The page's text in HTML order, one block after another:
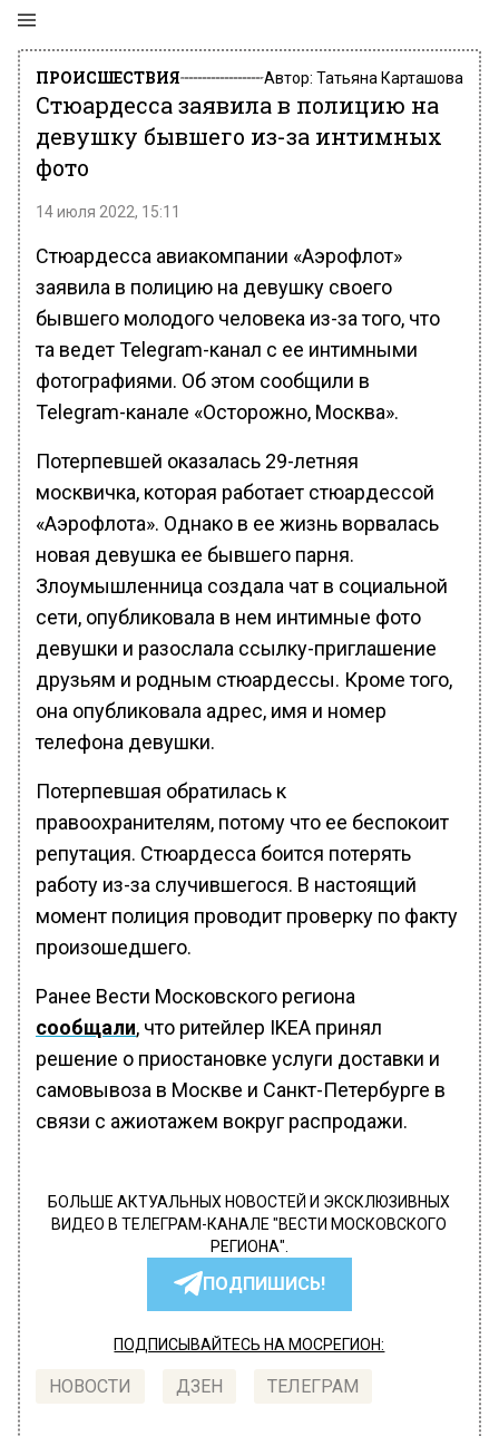
ПРОИСШЕСТВИЯ Автор: Татьяна Карташова
Стюардесса заявила в полицию на
девушку бывшего из-за интимных
фото
14 июля 2022, 15:11
Стюардесса авиакомпании «Аэрофлот»
заявила в полицию на девушку своего
бывшего молодого человека из-за того, что
та ведет Telegram-канал с ее интимными
фотографиями. Об этом сообщили в
Telegram-канале «Осторожно, Москва».
Потерпевшей оказалась 29-летняя
москвичка, которая работает стюардессой
«Аэрофлота». Однако в ее жизнь ворвалась
новая девушка ее бывшего парня.
Злоумышленница создала чат в социальной
сети, опубликовала в нем интимные фото
девушки и разослала ссылку-приглашение
друзьям и родным стюардессы. Кроме того,
она опубликовала адрес, имя и номер
телефона девушки.
Потерпевшая обратилась к
правоохранителям, потому что ее беспокоит
репутация. Стюардесса боится потерять
работу из-за случившегося. В настоящий
момент полиция проводит проверку по факту
произошедшего.
Ранее Вести Московского региона
сообщали, что ритейлер IKEA принял
решение о приостановке услуги доставки и
самовывоза в Москве и Санкт-Петербурге в
связи с ажиотажем вокруг распродажи.
БОЛЬШЕ АКТУАЛЬНЫХ НОВОСТЕЙ И ЭКСКЛЮЗИВНЫХ
ВИДЕО В ТЕЛЕГРАМ-КАНАЛЕ "ВЕСТИ МОСКОВСКОГО
РЕГИОНА".
ПОДПИШИСЬ!
ПОДПИСЫВАЙТЕСЬ НА МОСРЕГИОН:
НОВОСТИ ДЗЕН ТЕЛЕГРАМ